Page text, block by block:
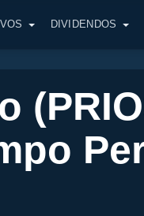
DIVIDENDOS